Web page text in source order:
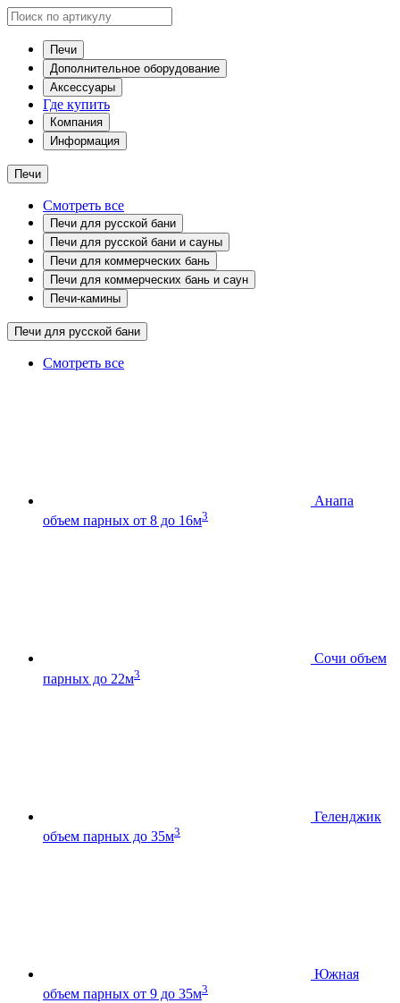
Печи
Дополнительное оборудование
Аксессуары
Где купить
Компания
Информация
Печи
Смотреть все
Печи для русской бани
Печи для русской бани и сауны
Печи для коммерческих бань
Печи для коммерческих бань и саун
Печи-камины
Печи для русской бани
Смотреть все
Анапа
объем парных от 8 до 16м3
Сочи объем
парных до 22м3
Геленджик
объем парных до 35м3
Южная
объем парных от 9 до 35м3